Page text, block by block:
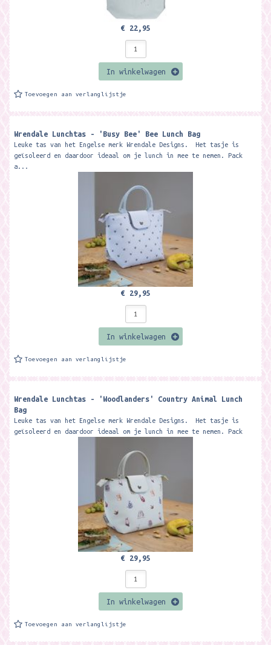
€ 22,95
In winkelwagen
Toevoegen aan verlanglijstje
Wrendale Lunchtas - 'Busy Bee' Bee Lunch Bag
Leuke tas van het Engelse merk Wrendale Designs. Het tasje is
geïsoleerd en daardoor ideaal om je lunch in mee te nemen. Pack
a...
€ 29,95
In winkelwagen
Toevoegen aan verlanglijstje
Wrendale Lunchtas - 'Woodlanders' Country Animal Lunch
Bag
Leuke tas van het Engelse merk Wrendale Designs. Het tasje is
geïsoleerd en daardoor ideaal om je lunch in mee te nemen. Pack
€ 29,95
In winkelwagen
Toevoegen aan verlanglijstje